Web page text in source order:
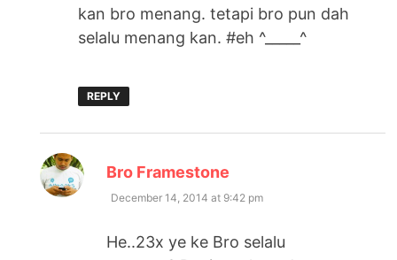
kan bro menang. tetapi bro pun dah
selalu menang kan. #eh ^_____^
REPLY
Bro Framestone
December 14, 2014 at 9:42 pm
He..23x ye ke Bro selalu